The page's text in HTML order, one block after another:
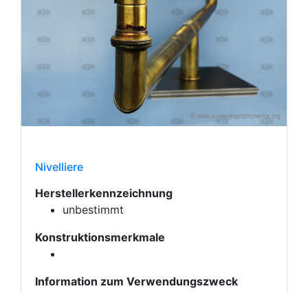
Nivelliere
Herstellerkennzeichnung
unbestimmt
Konstruktionsmerkmale
Information zum Verwendungszweck